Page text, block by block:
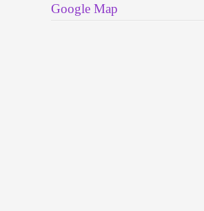
Google Map